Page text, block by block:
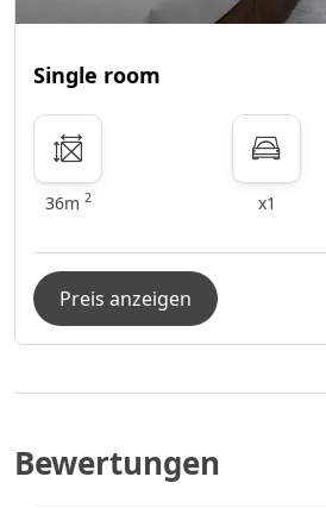
Single room
36m 2 x1
Preis anzeigen
Bewertungen